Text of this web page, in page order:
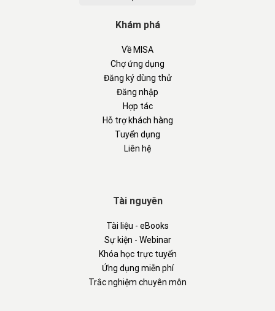
Khám phá
Về MISA
Chợ ứng dụng
Đăng ký dùng thử
Đăng nhập
Hợp tác
Hỗ trợ khách hàng
Tuyển dụng
Liên hệ
Tài nguyên
Tài liệu - eBooks
Sự kiện - Webinar
Khóa học trực tuyến
Ứng dụng miễn phí
Trắc nghiệm chuyên môn